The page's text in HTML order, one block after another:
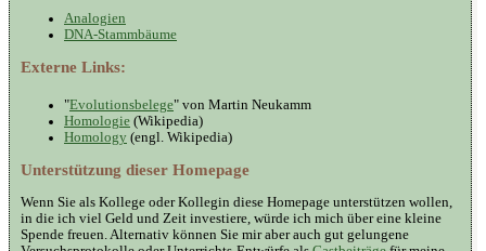
Analogien
DNA-Stammbäume
Externe Links:
"Evolutionsbelege" von Martin Neukamm
Homologie (Wikipedia)
Homology (engl. Wikipedia)
Unterstützung dieser Homepage
Wenn Sie als Kollege oder Kollegin diese Homepage unterstützen wollen,
in die ich viel Geld und Zeit investiere, würde ich mich über eine kleine
Spende freuen. Alternativ können Sie mir aber auch gut gelungene